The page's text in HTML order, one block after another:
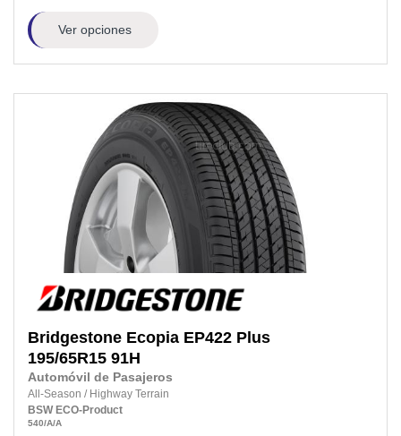
Ver opciones
Bridgestone Ecopia EP422 Plus
195/65R15 91H
Automóvil de Pasajeros
All-Season / Highway Terrain
BSW ECO-Product
540/A/A